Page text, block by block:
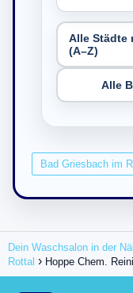
Alle Städte
(A–Z)
Alle
Bad Griesbach im
Dein Waschsalon in der
Rottal
Hoppe Chem.